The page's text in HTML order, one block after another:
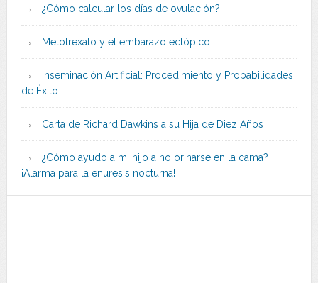
¿Cómo calcular los días de ovulación?
Metotrexato y el embarazo ectópico
Inseminación Artificial: Procedimiento y Probabilidades
de Éxito
Carta de Richard Dawkins a su Hija de Diez Años
¿Cómo ayudo a mi hijo a no orinarse en la cama?
¡Alarma para la enuresis nocturna!